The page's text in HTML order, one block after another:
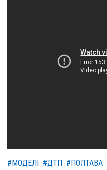
#МОДЕЛІ #ДТП #ПОЛТАВА